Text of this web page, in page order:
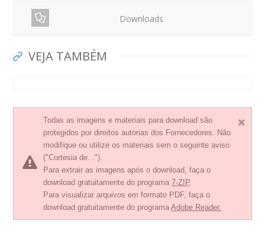
Downloads
VEJA TAMBÉM
Todas as imagens e materiais para download são
protegidos por direitos autorias dos Fornecedores. Não
modifique ou utilize os materiais sem o seguinte aviso
("Cortesia de...").
Para extrair as imagens após o download, faça o
download gratuitamente do programa7-ZIP.
Para visualizar arquivos em formato PDF, faça o
download gratuitamente do programaAdobe Reader.